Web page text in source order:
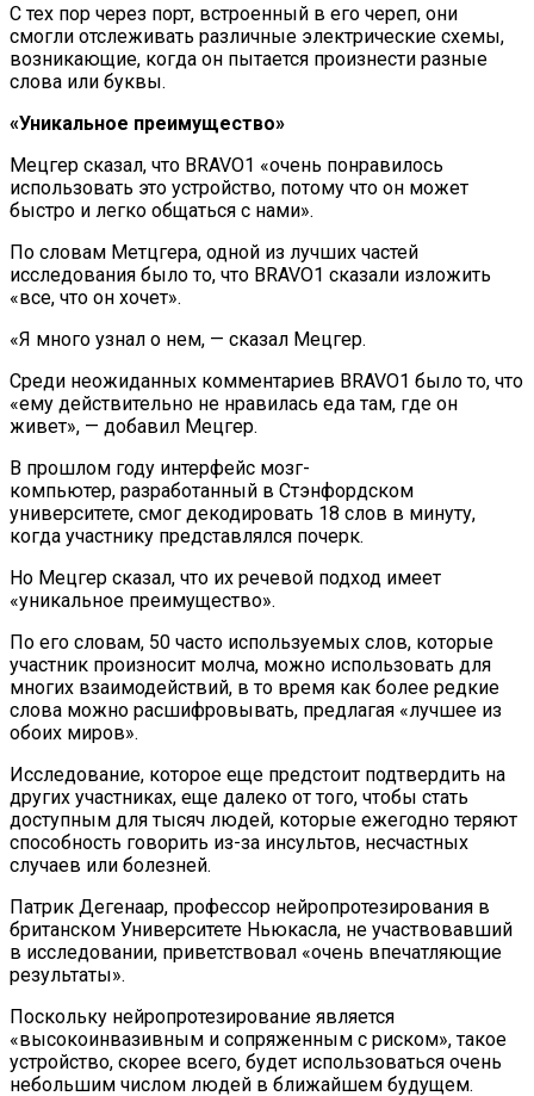
С тех пор через порт, встроенный в его череп, они
смогли отслеживать различные электрические схемы,
возникающие, когда он пытается произнести разные
слова или буквы.
«Уникальное преимущество»
Мецгер сказал, что BRAVO1 «очень понравилось
использовать это устройство, потому что он может
быстро и легко общаться с нами».
По словам Метцгера, одной из лучших частей
исследования было то, что BRAVO1 сказали изложить
«все, что он хочет».
«Я много узнал о нем, — сказал Мецгер.
Среди неожиданных комментариев BRAVO1 было то, что
«ему действительно не нравилась еда там, где он
живет», — добавил Мецгер.
В прошлом году интерфейс мозг-
компьютер, разработанный в Стэнфордском
университете, смог декодировать 18 слов в минуту,
когда участнику представлялся почерк.
Но Мецгер сказал, что их речевой подход имеет
«уникальное преимущество».
По его словам, 50 часто используемых слов, которые
участник произносит молча, можно использовать для
многих взаимодействий, в то время как более редкие
слова можно расшифровывать, предлагая «лучшее из
обоих миров».
Исследование, которое еще предстоит подтвердить на
других участниках, еще далеко от того, чтобы стать
доступным для тысяч людей, которые ежегодно теряют
способность говорить из-за инсультов, несчастных
случаев или болезней.
Патрик Дегенаар, профессор нейропротезирования в
британском Университете Ньюкасла, не участвовавший
в исследовании, приветствовал «очень впечатляющие
результаты».
Поскольку нейропротезирование является
«высокоинвазивным и сопряженным с риском», такое
устройство, скорее всего, будет использоваться очень
небольшим числом людей в ближайшем будущем.